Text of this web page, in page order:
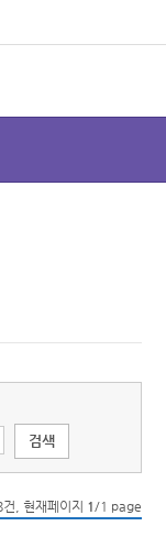
, 현재페이지 1/1 page